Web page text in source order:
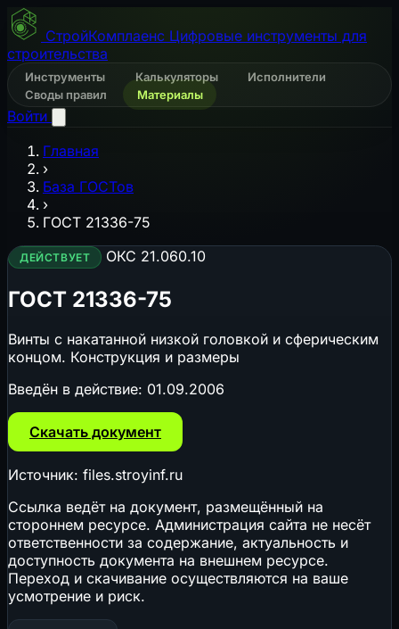
СтройКомплаенс Цифровые инструменты для
строительства
Инструменты Калькуляторы
Исполнители
Своды правил
Материалы
Войти
Главная
›
База ГОСТов
›
ГОСТ 21336-75
ДЕЙСТВУЕТ ОКС 21.060.10
ГОСТ 21336-75
Винты с накатанной низкой головкой и сферическим
концом. Конструкция и размеры
Введён в действие: 01.09.2006
Скачать документ
Источник: files.stroyinf.ru
Ссылка ведёт на документ, размещённый на
стороннем ресурсе. Администрация сайта не несёт
ответственности за содержание, актуальность и
доступность документа на внешнем ресурсе.
Переход и скачивание осуществляются на ваше
усмотрение и риск.